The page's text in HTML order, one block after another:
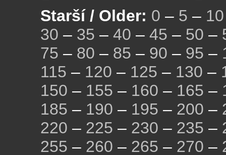
Starší / Older: 0 – 5 – 10
30 – 35 – 40 – 45 – 50 –
75 – 80 – 85 – 90 – 95 –
115 – 120 – 125 – 130 –
150 – 155 – 160 – 165 –
185 – 190 – 195 – 200 –
220 – 225 – 230 – 235 –
255 – 260 – 265 – 270 –